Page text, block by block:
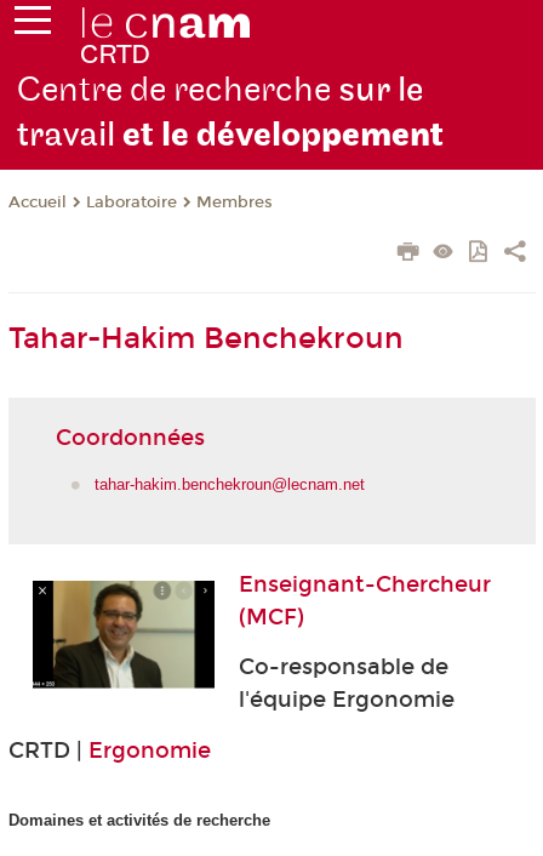
Centre de recherche sur le
travailet le développement
Accueil Laboratoire Membres
Tahar-Hakim Benchekroun
Coordonnées
tahar-hakim.benchekroun@lecnam.net
Enseignant-Chercheur
(MCF)
Co-responsable de
l'équipe Ergonomie
CRTD | Ergonomie
Domaines et activités de recherche